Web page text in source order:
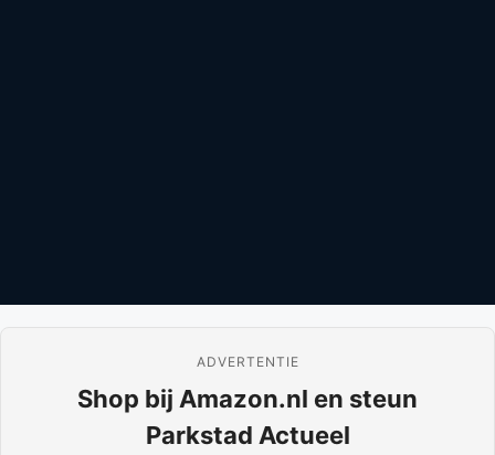
ADVERTENTIE
Shop bij Amazon.nl en steun
Parkstad Actueel